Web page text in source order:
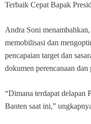
Terbaik Cepat Bapak
Andra Soni
memobilisasi dan
pencapaian target dan
dokumen perencanaan dan
“Dimana terdapat delapan
Banten saat ini,”